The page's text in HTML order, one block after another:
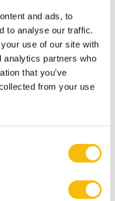
and ads, to
to analyse our traffic.
use of our site with
analytics partners who
that you’ve
from your use
voorbereidt
verbonden
een reeks
en Innovatie aan
door aan de Trier
de gelegenheid